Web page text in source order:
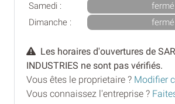
Samedi :
fermé
Dimanche :
fermé
Les horaires d'ouvertures de
INDUSTRIES ne sont pas vérifiés.
Vous êtes le proprietaire ? Modifier
Vous connaissez l'entreprise ?